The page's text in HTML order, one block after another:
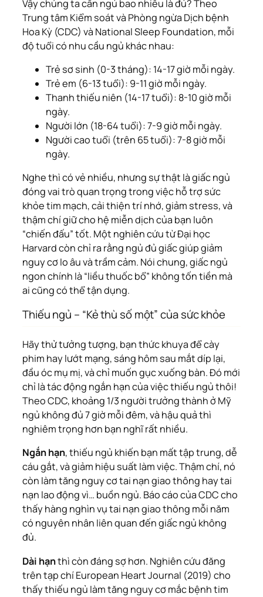
Vậy chúng ta cần ngủ bao nhiêu là đủ? Theo
Trung tâm Kiểm soát và Phòng ngừa Dịch bệnh
Hoa Kỳ (CDC) và National Sleep Foundation, mỗi
độ tuổi có nhu cầu ngủ khác nhau:
Trẻ sơ sinh (0-3 tháng): 14-17 giờ mỗi ngày.
Trẻ em (6-13 tuổi): 9-11 giờ mỗi ngày.
Thanh thiếu niên (14-17 tuổi): 8-10 giờ mỗi
ngày.
Người lớn (18-64 tuổi): 7-9 giờ mỗi ngày.
Người cao tuổi (trên 65 tuổi): 7-8 giờ mỗi
ngày.
Nghe thì có vẻ nhiều, nhưng sự thật là giấc ngủ
đóng vai trò quan trọng trong việc hỗ trợ sức
khỏe tim mạch, cải thiện trí nhớ, giảm stress, và
thậm chí giữ cho hệ miễn dịch của bạn luôn
“chiến đấu” tốt. Một nghiên cứu từ Đại học
Harvard còn chỉ ra rằng ngủ đủ giấc giúp giảm
nguy cơ lo âu và trầm cảm. Nói chung, giấc ngủ
ngon chính là “liều thuốc bổ” không tốn tiền mà
ai cũng có thể tận dụng.
Thiếu ngủ – “Kẻ thù số một” của sức khỏe
Hãy thử tưởng tượng, bạn thức khuya để cày
phim hay lướt mạng, sáng hôm sau mắt díp lại,
đầu óc mụ mị, và chỉ muốn gục xuống bàn. Đó mới
chỉ là tác động ngắn hạn của việc thiếu ngủ thôi!
Theo CDC, khoảng 1/3 người trưởng thành ở Mỹ
ngủ không đủ 7 giờ mỗi đêm, và hậu quả thì
nghiêm trọng hơn bạn nghĩ rất nhiều.
Ngắn hạn, thiếu ngủ khiến bạn mất tập trung, dễ
cáu gắt, và giảm hiệu suất làm việc. Thậm chí, nó
còn làm tăng nguy cơ tai nạn giao thông hay tai
nạn lao động vì… buồn ngủ. Báo cáo của CDC cho
thấy hàng nghìn vụ tai nạn giao thông mỗi năm
có nguyên nhân liên quan đến giấc ngủ không
đủ.
Dài hạnthì còn đáng sợ hơn. Nghiên cứu đăng
trên tạp chíEuropean Heart Journal (2019) cho
thấy thiếu ngủ làm tăng nguy cơ mắc bệnh tim